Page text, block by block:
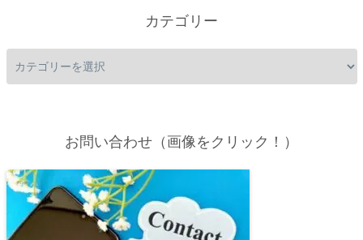
カテゴリー
お問い合わせ（画像をクリック！）